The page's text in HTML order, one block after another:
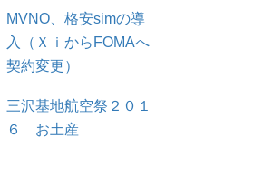
MVNO、格安simの導
入（ＸｉからFOMAへ
契約変更）
三沢基地航空祭２０１
６ お土産